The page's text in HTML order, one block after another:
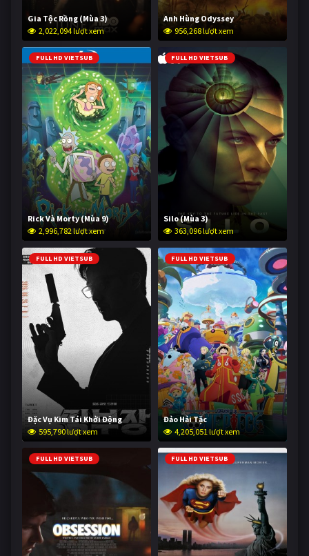
Gia Tộc Rồng (Mùa 3)
2,022,094 lượt xem
Anh Hùng Odyssey
956,268 lượt xem
FULL HD VIETSUB
Rick Và Morty (Mùa 9)
2,996,782 lượt xem
FULL HD VIETSUB
Silo (Mùa 3)
363,096 lượt xem
FULL HD VIETSUB
Đặc Vụ Kim Tái Khởi Động
595,790 lượt xem
FULL HD VIETSUB
Đảo Hải Tặc
4,205,051 lượt xem
FULL HD VIETSUB FULL HD VIETSUB